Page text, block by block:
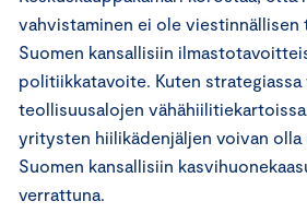
vahvistaminen ei ole viestinnällisen
Suomen kansallisiin
politiikkatavoite. Kuten strategiassa
teollisuusalojen
yritysten hiilikädenjäljen voivan olla
Suomen kansallisiin
verrattuna.